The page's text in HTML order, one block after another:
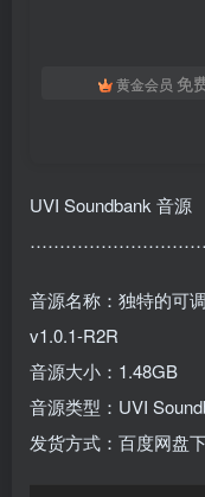
黄金会员 免
UVI Soundbank 音源
音源名称：独特的可
v1.0.1-R2R
音源大小：1.48GB
音源类型：UVI
发货方式：百度网盘